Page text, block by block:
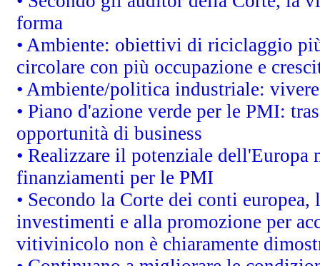
forma
• Ambiente: obiettivi di riciclaggio
circolare con più occupazione e
• Ambiente/politica industriale:
• Piano d'azione verde per le PMI:
opportunità di business
• Realizzare il potenziale
finanziamenti per le PMI
• Secondo la Corte dei conti
investimenti e alla promozione per
vitivinicolo non è chiaramente